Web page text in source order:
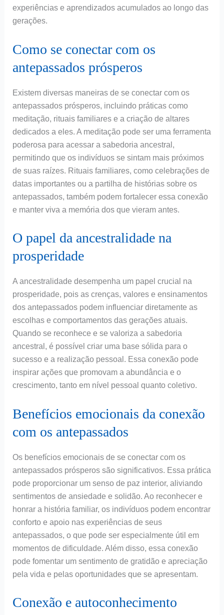
experiências e aprendizados acumulados ao longo das
gerações.
Como se conectar com os
antepassados prósperos
Existem diversas maneiras de se conectar com os
antepassados prósperos, incluindo práticas como
meditação, rituais familiares e a criação de altares
dedicados a eles. A meditação pode ser uma ferramenta
poderosa para acessar a sabedoria ancestral,
permitindo que os indivíduos se sintam mais próximos
de suas raízes. Rituais familiares, como celebrações de
datas importantes ou a partilha de histórias sobre os
antepassados, também podem fortalecer essa conexão
e manter viva a memória dos que vieram antes.
O papel da ancestralidade na
prosperidade
A ancestralidade desempenha um papel crucial na
prosperidade, pois as crenças, valores e ensinamentos
dos antepassados podem influenciar diretamente as
escolhas e comportamentos das gerações atuais.
Quando se reconhece e se valoriza a sabedoria
ancestral, é possível criar uma base sólida para o
sucesso e a realização pessoal. Essa conexão pode
inspirar ações que promovam a abundância e o
crescimento, tanto em nível pessoal quanto coletivo.
Benefícios emocionais da conexão
com os antepassados
Os benefícios emocionais de se conectar com os
antepassados prósperos são significativos. Essa prática
pode proporcionar um senso de paz interior, aliviando
sentimentos de ansiedade e solidão. Ao reconhecer e
honrar a história familiar, os indivíduos podem encontrar
conforto e apoio nas experiências de seus
antepassados, o que pode ser especialmente útil em
momentos de dificuldade. Além disso, essa conexão
pode fomentar um sentimento de gratidão e apreciação
pela vida e pelas oportunidades que se apresentam.
Conexão e autoconhecimento